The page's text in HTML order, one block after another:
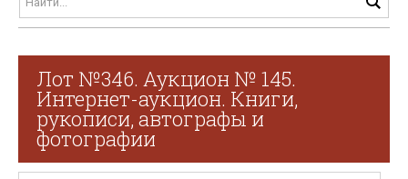
Лот №346. Аукцион № 145.
Интернет-аукцион. Книги,
рукописи, автографы и
фотографии